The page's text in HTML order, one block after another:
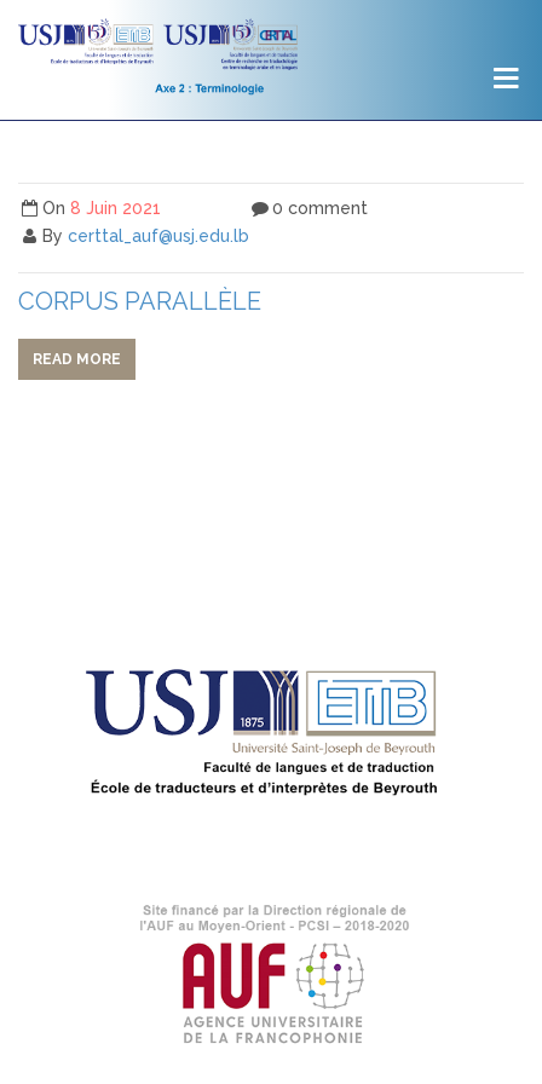
On 8 Juin 2021
By certtal_auf@usj.edu.lb
0 comment
CORPUS PARALLÈLE
READ MORE